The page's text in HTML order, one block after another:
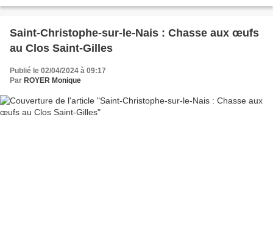
Saint-Christophe-sur-le-Nais : Chasse aux œufs
au Clos Saint-Gilles
Publié le 02/04/2024 à 09:17
Par ROYER Monique